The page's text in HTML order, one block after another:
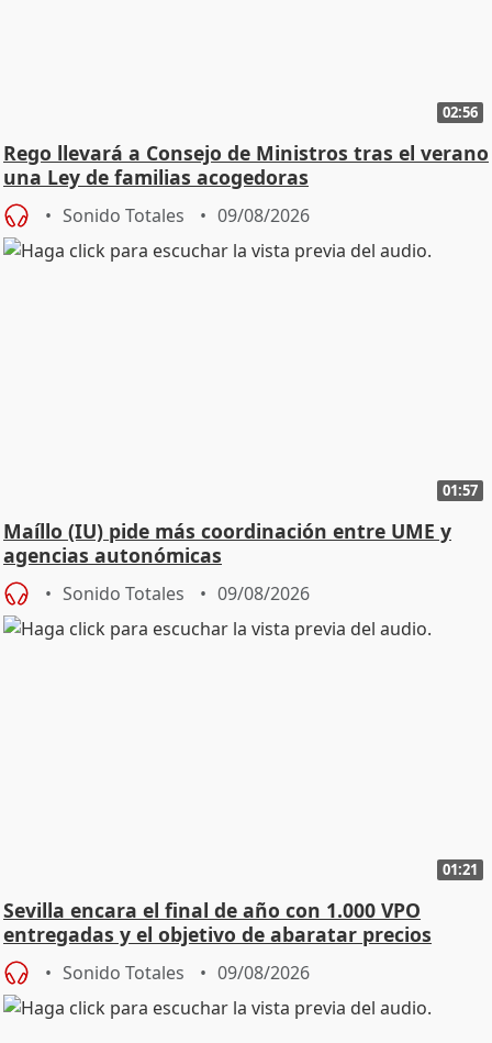
02:56
Rego llevará a Consejo de Ministros tras el verano
una Ley de familias acogedoras
Sonido Totales 09/08/2026
01:57
Maíllo (IU) pide más coordinación entre UME y
agencias autonómicas
Sonido Totales 09/08/2026
01:21
Sevilla encara el final de año con 1.000 VPO
entregadas y el objetivo de abaratar precios
Sonido Totales 09/08/2026